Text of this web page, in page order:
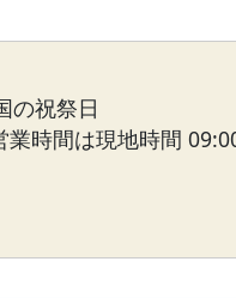
の祝祭日
時間は現地時間